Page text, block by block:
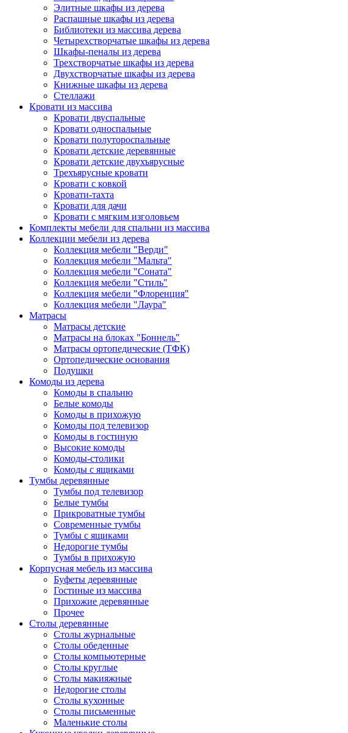
Элитные шкафы из дерева
Распашные шкафы из дерева
Библиотеки из массива дерева
Четырехстворчатые шкафы из дерева
Шкафы-пеналы из дерева
Трехстворчатые шкафы из дерева
Двухстворчатые шкафы из дерева
Книжные шкафы из дерева
Стеллажи
Кровати из массива
Кровати двуспальные
Кровати односпальные
Кровати полутороспальные
Кровати детские деревянные
Кровати детские двухъярусные
Трехъярусные кровати
Кровати с ковкой
Кровати-тахта
Кровати для дачи
Кровати с мягким изголовьем
Комплекты мебели для спальни из массива
Коллекции мебели из дерева
Коллекция мебели "Верди"
Коллекция мебели "Мальта"
Коллекция мебели "Соната"
Коллекция мебели "Стиль"
Коллекция мебели "Флоренция"
Коллекция мебели "Лаура"
Матрасы
Матрасы детские
Матрасы на блоках "Боннель"
Матрасы ортопедические (ТФК)
Ортопедические основания
Подушки
Комоды из дерева
Комоды в спальню
Белые комоды
Комоды в прихожую
Комоды под телевизор
Комоды в гостиную
Высокие комоды
Комоды-столики
Комоды с ящиками
Тумбы деревянные
Тумбы под телевизор
Белые тумбы
Прикроватные тумбы
Современные тумбы
Тумбы с ящиками
Недорогие тумбы
Тумбы в прихожую
Корпусная мебель из массива
Буфеты деревянные
Гостиные из массива
Прихожие деревянные
Прочее
Столы деревянные
Столы журнальные
Столы обеденные
Столы компьютерные
Столы круглые
Столы макияжные
Недорогие столы
Столы кухонные
Столы письменные
Маленькие столы